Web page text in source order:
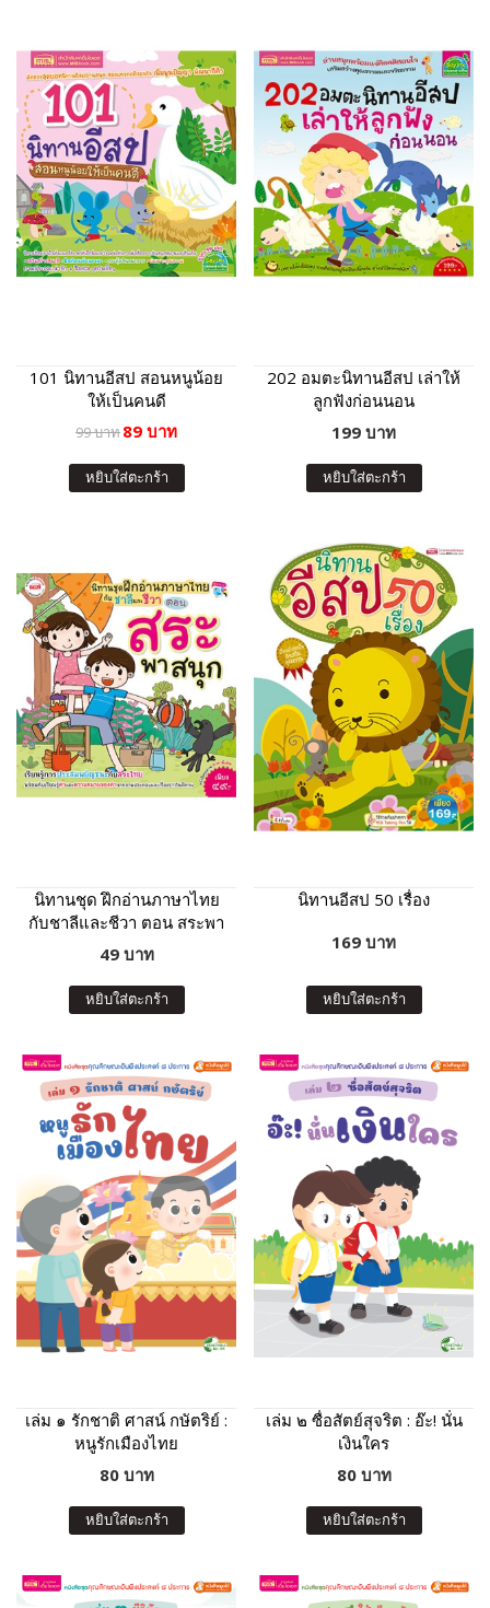
101 นิทานอีสป สอนหนูน้อย
ให้เป็นคนดี
99 บาท89 บาท
หยิบใส่ตะกร้า
202 อมตะนิทานอีสป เล่าให้
ลูกฟังก่อนนอน
199 บาท
หยิบใส่ตะกร้า
นิทานชุด ฝึกอ่านภาษาไทย
กับชาลีและชีวา ตอน สระพา
สนุก
49 บาท
หยิบใส่ตะกร้า
นิทานอีสป 50 เรื่อง
169 บาท
หยิบใส่ตะกร้า
เล่ม ๑ รักชาติ ศาสน์ กษัตริย์ :
หนูรักเมืองไทย
80 บาท
หยิบใส่ตะกร้า
เล่ม ๒ ซื่อสัตย์สุจริต : อ๊ะ! นั่น
เงินใคร
80 บาท
หยิบใส่ตะกร้า